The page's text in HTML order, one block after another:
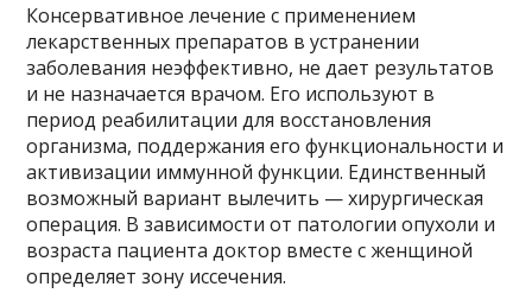
Консервативное лечение с применением
лекарственных препаратов в устранении
заболевания неэффективно, не дает результатов
и не назначается врачом. Его используют в
период реабилитации для восстановления
организма, поддержания его функциональности и
активизации иммунной функции. Единственный
возможный вариант вылечить — хирургическая
операция. В зависимости от патологии опухоли и
возраста пациента доктор вместе с женщиной
определяет зону иссечения.